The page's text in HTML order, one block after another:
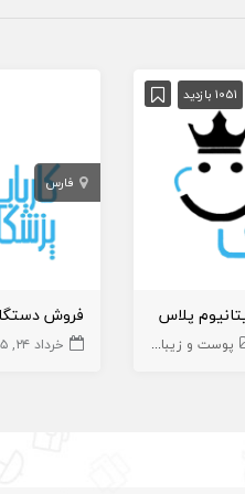
1051 بازدید
پوست و زیبایی تجهیزات زیبایی زیبایی
فارس
خرداد ۲۴, ۱۴۰۵